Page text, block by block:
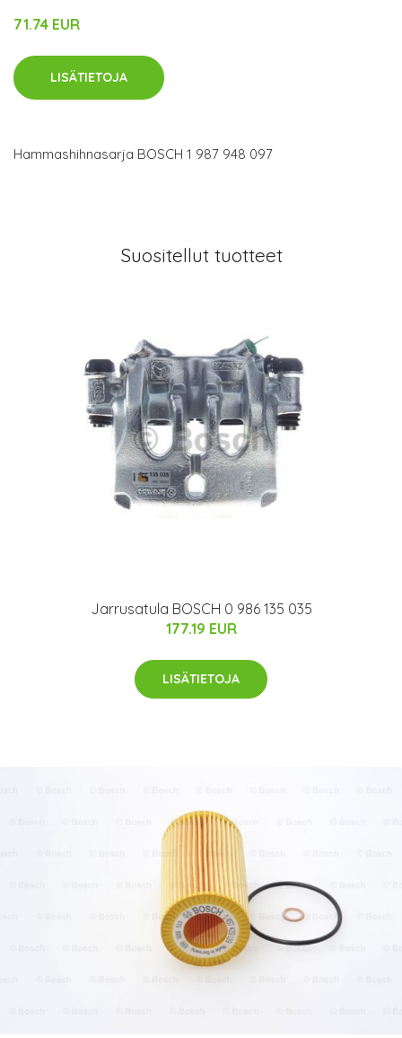
71.74 EUR
LISÄTIETOJA
Hammashihnasarja BOSCH 1 987 948 097
Suositellut tuotteet
Jarrusatula BOSCH 0 986 135 035
177.19 EUR
LISÄTIETOJA